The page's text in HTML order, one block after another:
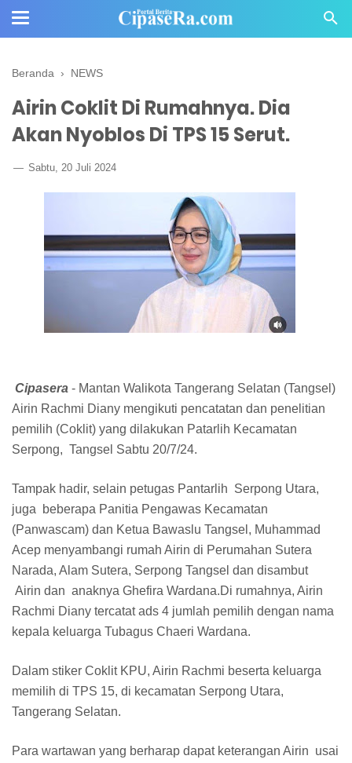
Beranda › NEWS
Airin Coklit Di Rumahnya. Dia
Akan Nyoblos Di TPS 15 Serut.
Sabtu, 20 Juli 2024
Cipasera - Mantan Walikota Tangerang Selatan (Tangsel)
Airin Rachmi Diany mengikuti pencatatan dan penelitian
pemilih (Coklit) yang dilakukan Patarlih Kecamatan
Serpong, Tangsel Sabtu 20/7/24.
Tampak hadir, selain petugas Pantarlih Serpong Utara,
juga beberapa Panitia Pengawas Kecamatan
(Panwascam) dan Ketua Bawaslu Tangsel, Muhammad
Acep menyambangi rumah Airin di Perumahan Sutera
Narada, Alam Sutera, Serpong Tangsel dan disambut
Airin dan anaknya Ghefira Wardana.Di rumahnya, Airin
Rachmi Diany tercatat ads 4 jumlah pemilih dengan nama
kepala keluarga Tubagus Chaeri Wardana.
Dalam stiker Coklit KPU, Airin Rachmi beserta keluarga
memilih di TPS 15, di kecamatan Serpong Utara,
Tangerang Selatan.
Para wartawan yang berharap dapat keterangan Airin usai